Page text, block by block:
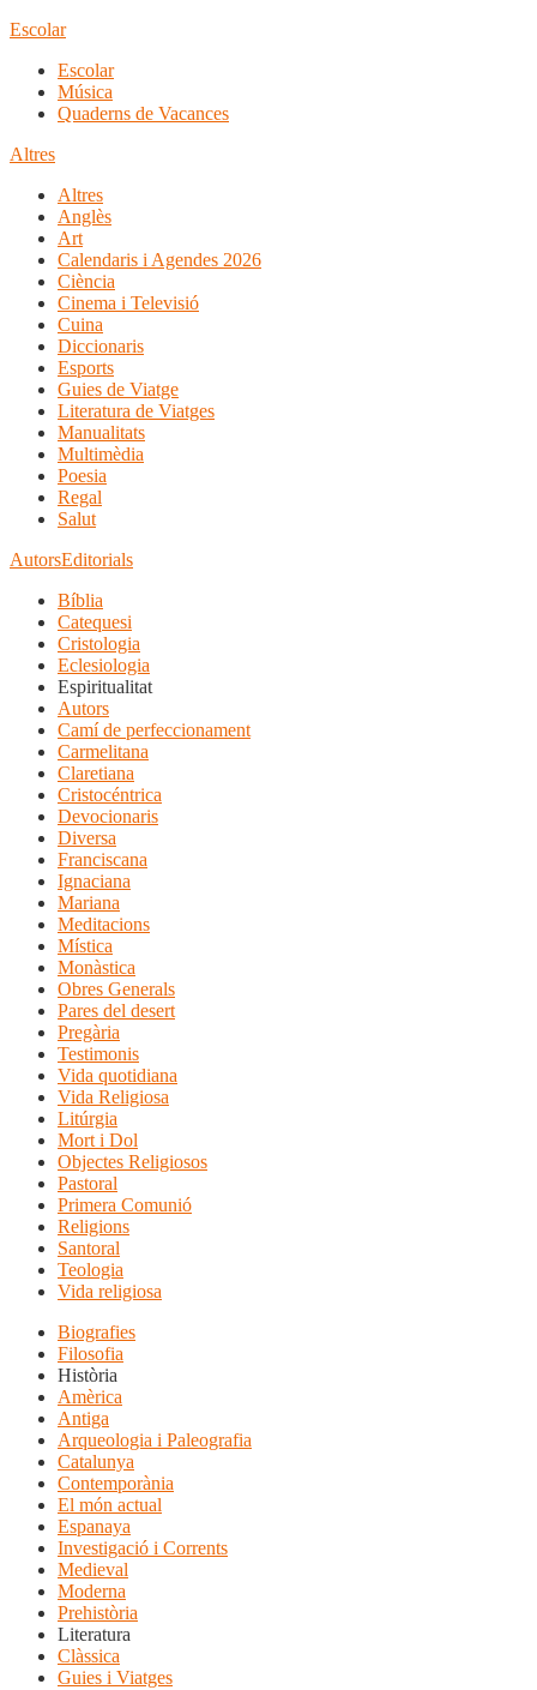
Escolar
Escolar
Música
Quaderns de Vacances
Altres
Altres
Anglès
Art
Calendaris i Agendes 2026
Ciència
Cinema i Televisió
Cuina
Diccionaris
Esports
Guies de Viatge
Literatura de Viatges
Manualitats
Multimèdia
Poesia
Regal
Salut
AutorsEditorials
Bíblia
Catequesi
Cristologia
Eclesiologia
Espiritualitat
Autors
Camí de perfeccionament
Carmelitana
Claretiana
Cristocéntrica
Devocionaris
Diversa
Franciscana
Ignaciana
Mariana
Meditacions
Mística
Monàstica
Obres Generals
Pares del desert
Pregària
Testimonis
Vida quotidiana
Vida Religiosa
Litúrgia
Mort i Dol
Objectes Religiosos
Pastoral
Primera Comunió
Religions
Santoral
Teologia
Vida religiosa
Biografies
Filosofia
Història
Amèrica
Antiga
Arqueologia i Paleografia
Catalunya
Contemporània
El món actual
Espanaya
Investigació i Corrents
Medieval
Moderna
Prehistòria
Literatura
Clàssica
Guies i Viatges